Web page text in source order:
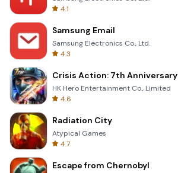
4.1
Samsung Email
Samsung Electronics Co., Ltd.
4.3
Crisis Action: 7th Anniversary
HK Hero Entertainment Co., Limited
4.6
Radiation City
Atypical Games
4.7
Escape from Chernobyl